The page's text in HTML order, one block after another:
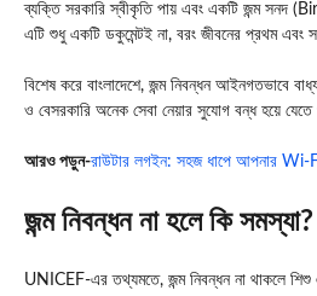
ব্যক্তি সরকারি স্বীকৃতি পায় এবং একটি জন্ম সনদ
এটি শুধু একটি ডকুমেন্টই না, বরং জীবনের প্রথম এবং
বিশেষ করে বাংলাদেশে, জন্ম নিবন্ধন আইনগতভাবে
ও বেসরকারি অনেক সেবা নেয়ার সুযোগ বন্ধ হয়ে যেতে
আরও পড়ুন-রাউটার লগইন: সহজ ধাপে আপনার Wi-
জন্ম নিবন্ধন না হলে কি সমস্যা?
UNICEF-এর তথ্যমতে, জন্ম নিবন্ধন না থাকলে শিশু